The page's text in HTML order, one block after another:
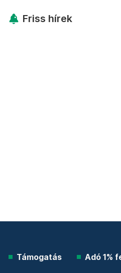
Friss hírek
Támogatás Adó 1%